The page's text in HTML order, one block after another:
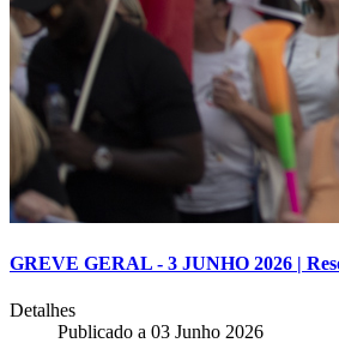
GREVE GERAL - 3 JUNHO 2026 |
Detalhes
Publicado a 03 Junho 2026